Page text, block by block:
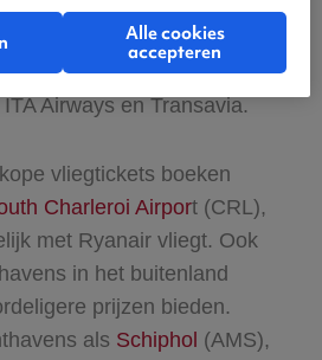
Andere populaire
Firenze, Napels en
met maatschappijen zoals
Airways en Transavia.
vliegtickets boeken
Charleroi Airport (CRL),
met Ryanair vliegt. Ook
in het buitenland
prijzen bieden.
als Schiphol (AMS),
Alle cookies
accepteren